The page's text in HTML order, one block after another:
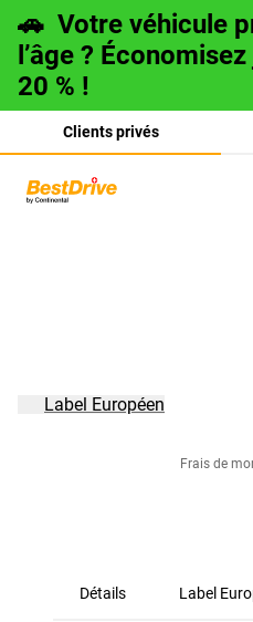
🚗 Votre véhicule
l’âge ? Économisez
20 % !
Clients privés
Frais de
Label Européen
Détails Label